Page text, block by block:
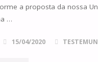
a proposta da nossa
…
15/04/2020